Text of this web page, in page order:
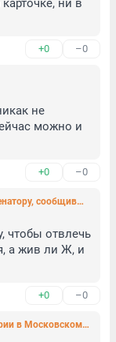
ни в
+0 –0
не
можно и
+0 –0
Володин посоветовал сложить полномочия сенатору, сообщившему о смерти Жириновского
чтобы отвлечь
а жив ли Ж, и
+0 –0
Двух школьниц отвезли в больницу после аварии в Московском районе Петербурга